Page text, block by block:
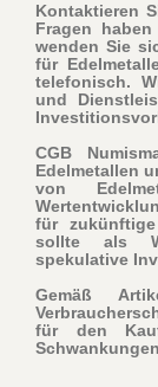
Kontaktieren
Fragen
wenden Sie
für
telefonisch.
und
CGB
Edelmetallen
von
für
sollte als
spekulative
Gemäß
für den